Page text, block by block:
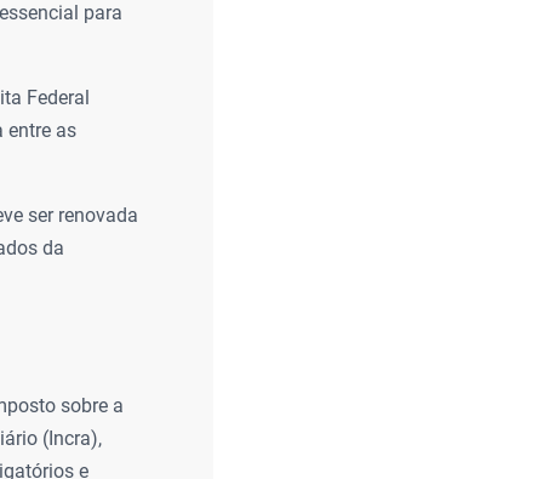
para
Federal
entre as
ser renovada
da
sobre a
(Incra),
e